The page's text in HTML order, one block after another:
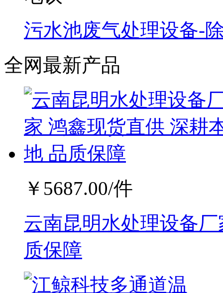
污水池废气处理设备-
全网最新产品
￥ 5687.00/件
云南昆明水处理设备
质保障